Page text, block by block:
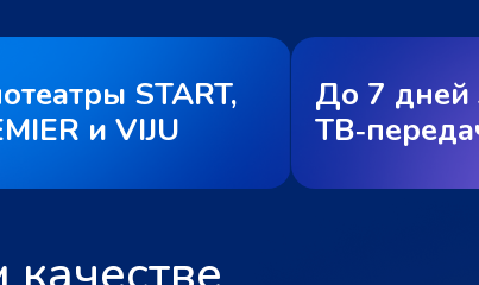
START,
и VIJU
До 7 дней